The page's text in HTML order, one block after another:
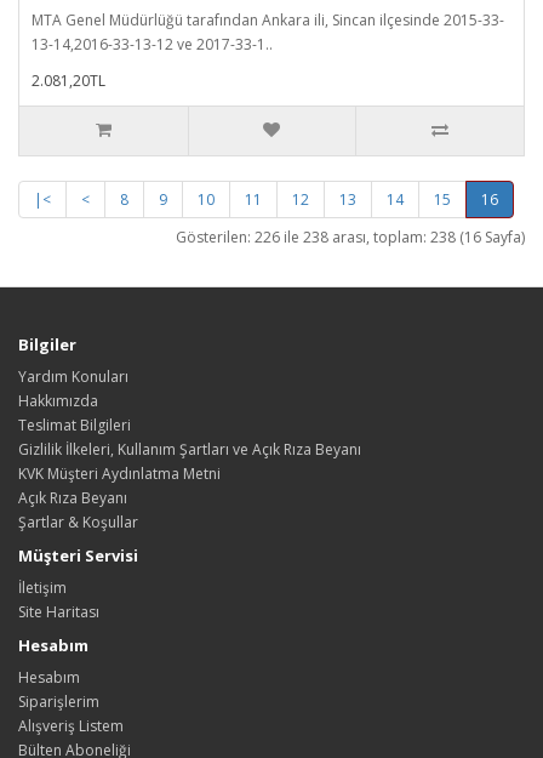
MTA Genel Müdürlüğü tarafından Ankara ili, Sincan ilçesinde 2015-33-
13-14,2016-33-13-12 ve 2017-33-1..
2.081,20TL
|< < 8 9 10 11 12 13 14 15
16
Gösterilen: 226 ile 238 arası, toplam: 238 (16 Sayfa)
Bilgiler
Yardım Konuları
Hakkımızda
Teslimat Bilgileri
Gizlilik İlkeleri, Kullanım Şartları ve Açık Rıza Beyanı
KVK Müşteri Aydınlatma Metni
Açık Rıza Beyanı
Şartlar & Koşullar
Müşteri Servisi
İletişim
Site Haritası
Hesabım
Hesabım
Siparişlerim
Alışveriş Listem
Bülten Aboneliği